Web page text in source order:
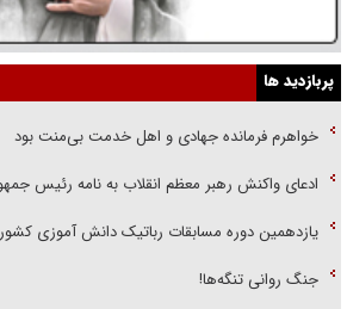
پربازدید ها
خواهرم فرمانده جهادی و اهل خدمت بی‌منت بود
ادعای واکنش رهبر معظم انقلاب به نامه رئیس
یازدهمین دوره مسابقات رباتیک دانش آموزی کشور
جنگ روانی تنگه‌ها!